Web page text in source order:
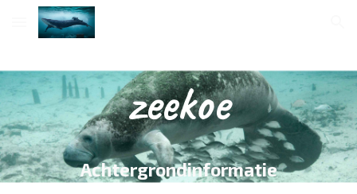
Skip to main content
zeekoe
Achtergrondinformatie